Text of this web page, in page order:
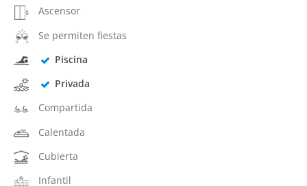
Ascensor
Se permiten fiestas
Piscina
Privada
Compartida
Calentada
Cubierta
Infantil